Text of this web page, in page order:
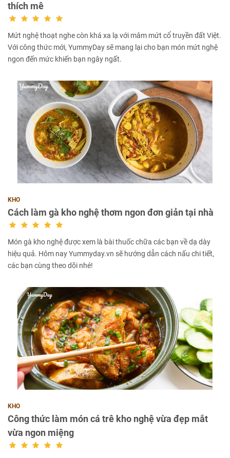
thích mê
Mứt nghệ thoạt nghe còn khá xa lạ với mâm mứt cổ truyền đất Việt.
Với công thức mới, YummyDay sẽ mang lại cho bạn món mứt nghệ
ngon đến mức khiến bạn ngây ngất.
KHO
Cách làm gà kho nghệ thơm ngon đơn giản tại nhà
Món gà kho nghệ được xem là bài thuốc chữa các bạn về dạ dày
hiệu quả. Hôm nay Yummyday.vn sẽ hướng dẫn cách nấu chi tiết,
các bạn cùng theo dõi nhé!
KHO
Công thức làm món cá trê kho nghệ vừa đẹp mắt
vừa ngon miệng